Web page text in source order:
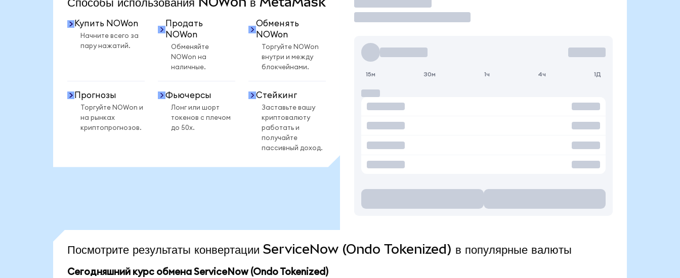
Купить NOWon
Начните всего за
пару нажатий.
Продать
NOWon
Обменяйте
NOWon на
наличные.
Обменять
NOWon
Торгуйте NOWon
внутри и между
блокчейнами.
Прогнозы
Торгуйте NOWon и
на рынках
криптопрогнозов.
Фьючерсы
Лонг или шорт
токенов с плечом
до 50x.
Стейкинг
Заставьте вашу
криптовалюту
работать и
получайте
пассивный доход.
15м 30м 1ч 4ч 1Д
Посмотрите результаты конвертации ServiceNow (Ondo Tokenized) в популярные валюты
Сегодняшний курс обмена ServiceNow (Ondo Tokenized)